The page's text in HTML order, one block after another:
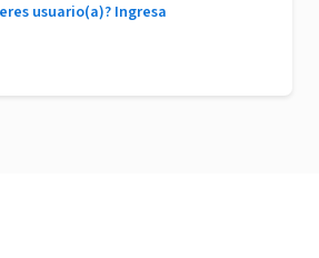
eres usuario(a)? Ingresa